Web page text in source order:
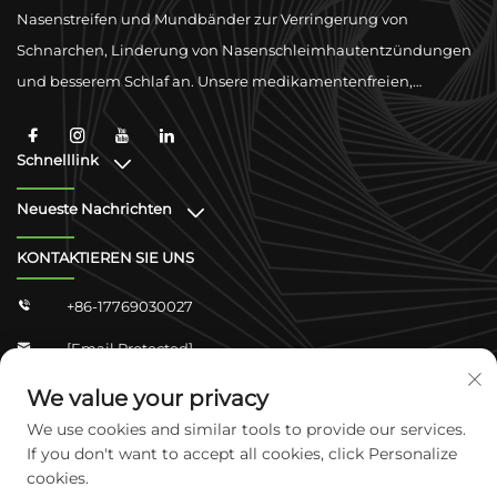
Nasenstreifen und Mundbänder zur Verringerung von
Schnarchen, Linderung von Nasenschleimhautentzündungen
und besserem Schlaf an. Unsere medikamentenfreien,
Atmung mit hochwertigen Materialien und globaler
Konformitätsunterstützung zu verbessern.
Schnelllink
Neueste Nachrichten
KONTAKTIEREN SIE UNS
 +86-17769030027
 [email Protected]

Zhongshan Shangjun 4-304, Yuhua-Distrikt,
Shijiazhuang, Hebei, China
We value your privacy
We use cookies and similar tools to provide our services.
If you don't want to accept all cookies, click Personalize
cookies.